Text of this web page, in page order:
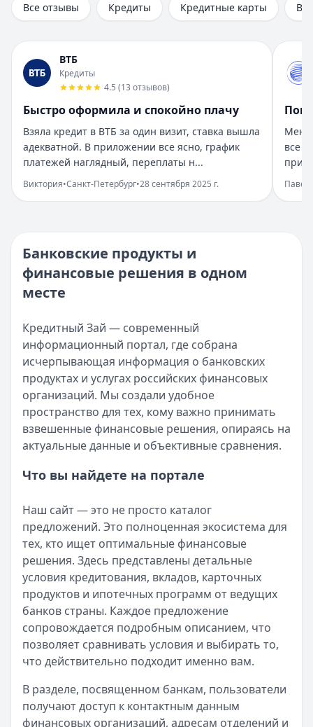
Рейтинг:5
Город:Санкт-Петербург
Дата:28 сентября 2025 г.
Получил кредит в Газпромбанке на нужды быстро.
Все получилось легко и быстро
Рейтинг:5
Организация:ОТП Банк
Город:Москва
Дата:28 сентября 2025 г.
Оформила кредит в ОТП Банке онлайн, все прозрачно.
Ремонт спасли быстрые решения
Город:
Дата:28 сентября 2025 г.
Нужны были деньги на ремонт, взяла кредит в МТС
Ожидания превзошли
Организация:ДОМ.РФ Банк
Город:Казань
Дата:28 сентября 2025 г.
ДОМ.РФ Банк приятно удивил. Кредит выдали без
Быстро оформила и спокойно плачу
Рейтинг:5
Организация:ВТБ
Город:Санкт-Петербург
Взяла кредит в ВТБ за один визит, ставка вышла
Рейтинг: 5
Организация:Газпромбанк
Город:Москва
Дата:27 сентября 2025 г.
Менеджер Газпромбанка спокойно объяснил все
Хороший кредит без сюрпризов
Рейтинг:4
Организация:Альфа-Банк
Город:Екатеринбург
Дата:27 сентября 2025 г.
В целом доволен кредитом в Альфа-Банке. Деньги
Кредит помог без лишних нервов
Рейтинг:
Все отзывы Кредиты Кредитные карты
ВТБ
Кредиты
4.5 (13 отзывов)
Быстро оформила и спокойно плачу
Взяла кредит в ВТБ за один визит, ставка вышла
адекватной. В приложении все ясно, график
платежей наглядный, переплаты н...
Виктория•Санкт-Петербург•28 сентября 2025 г.
все
Павел
Банковские продукты и
финансовые решения в одном
месте
Кредитный Зай — современный
информационный портал, где собрана
исчерпывающая информация о банковских
продуктах и услугах российских финансовых
организаций. Мы создали удобное
пространство для тех, кому важно принимать
взвешенные финансовые решения, опираясь на
актуальные данные и объективные сравнения.
Что вы найдете на портале
Наш сайт — это не просто каталог
предложений. Это полноценная экосистема для
тех, кто ищет оптимальные финансовые
решения. Здесь представлены детальные
условия кредитования, вкладов, карточных
продуктов и ипотечных программ от ведущих
банков страны. Каждое предложение
сопровождается подробным описанием, что
позволяет сравнивать условия и выбирать то,
что действительно подходит именно вам.
В разделе, посвященном банкам, пользователи
получают доступ к контактным данным
финансовых организаций, адресам отделений и